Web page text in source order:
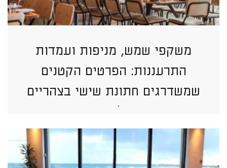
משקפי שמש, מניפות ועמדות
התרעננות: הפרטים הקטנים
שמשדרגים חתונת שישי בצהריים